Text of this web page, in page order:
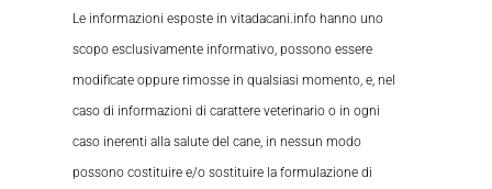
Le informazioni esposte in vitadacani.info hanno uno
scopo esclusivamente informativo, possono essere
modificate oppure rimosse in qualsiasi momento, e, nel
caso di informazioni di carattere veterinario o in ogni
caso inerenti alla salute del cane, in nessun modo
possono costituire e/o sostituire la formulazione di